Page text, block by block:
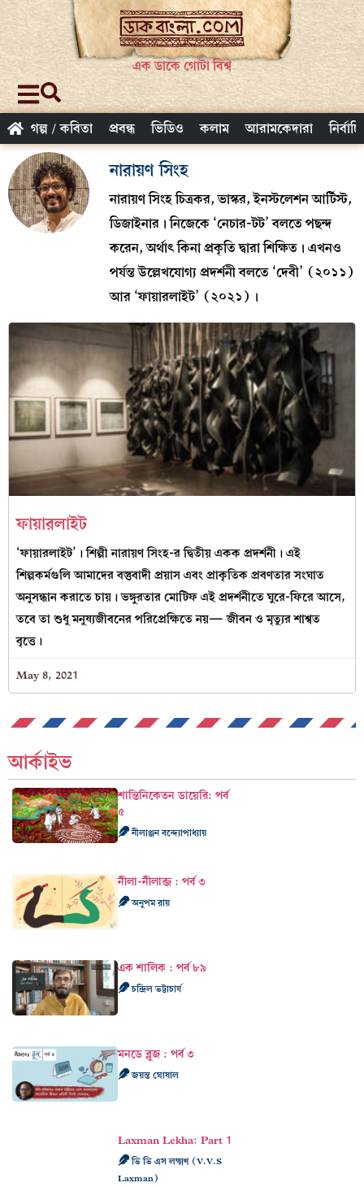
এক ডাকে গোটা বিশ্ব
গল্প / কবিতা প্রবন্ধ ভিডিও কলাম আরামকেদারা
নারায়ণ সিংহ
নারায়ণ সিংহ চিত্রকর, ভাস্কর, ইনস্টলেশন আর্টিস্ট,
ডিজাইনার। নিজেকে ‘নেচার-টট’ বলতে পছন্দ
করেন, অর্থাৎ কিনা প্রকৃতি দ্বারা শিক্ষিত। এখনও
পর্যন্ত উল্লেখযোগ্য প্রদর্শনী বলতে ‘দেবী’ (২০১১)
আর ‘ফায়ারলাইট’ (২০২১)।
ফায়ারলাইট
‘ফায়ারলাইট’। শিল্পী নারায়ণ সিংহ-র দ্বিতীয় একক প্রদর্শনী। এই
শিল্পকর্মগুলি আমাদের বস্তুবাদী প্রয়াস এবং প্রাকৃতিক প্রবণতার সংঘাত
অনুসন্ধান করাতে চায়। ভঙ্গুরতার মোটিফ এই প্রদর্শনীতে ঘুরে-ফিরে আসে,
তবে তা শুধু মনুষ্যজীবনের পরিপ্রেক্ষিতে নয়— জীবন ও মৃত্যুর শাশ্বত
বৃত্তে।
May 8, 2021
আর্কাইভ
শান্তিনিকেতন ডায়েরি: পর্ব
৫
নীলাঞ্জন বন্দ্যোপাধ্যায়
নীলা-নীলাব্জ : পর্ব ৩
অনুপম রায়
এক শালিক : পর্ব ৮৯
চন্দ্রিল ভট্টাচার্য
মনডে ব্লুজ : পর্ব ৩
জয়ন্ত ঘোষাল
Laxman Lekha: Part 1
ভি ভি এস লক্ষ্মণ (V.V.S
Laxman)